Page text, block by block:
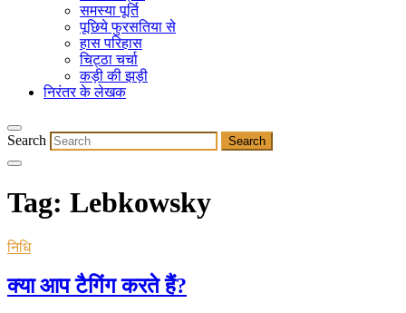
समस्या पूर्ति
पूछिये फुरसतिया से
हास परिहास
चिट्ठा चर्चा
कड़ी की झड़ी
निरंतर के लेखक
Search
Tag: Lebkowsky
निधि
क्या आप टैगिंग करते हैं?